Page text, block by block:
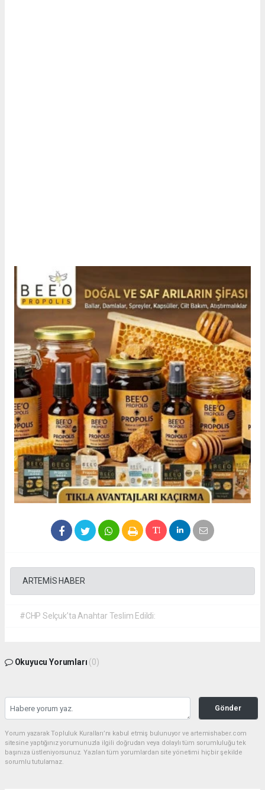
ARTEMİS HABER
#CHP Selçuk’ta Anahtar Teslim Edildi:
Okuyucu Yorumları (0)
Gönder
Yorum yazarak Topluluk Kuralları’nı kabul etmiş bulunuyor ve artemishaber.com
sitesine yaptığınız yorumunuzla ilgili doğrudan veya dolaylı tüm sorumluluğu tek
başınıza üstleniyorsunuz. Yazılan tüm yorumlardan site yönetimi hiçbir şekilde
sorumlu tutulamaz.